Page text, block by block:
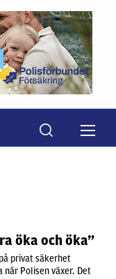
öka och öka”
privat säkerhet
Polisen växer. Det